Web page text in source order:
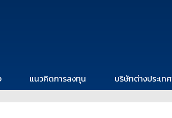
แนวคิดการลงทุน บริษัทต่างประเทศ